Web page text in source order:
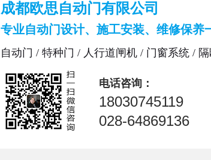
成都欧思自动门有限公司
专业自动门设计、施工安装、维修保养
自动门 / 特种门 / 人行道闸机 / 门窗系统 /
电话咨询：
18030745119
028-64869136